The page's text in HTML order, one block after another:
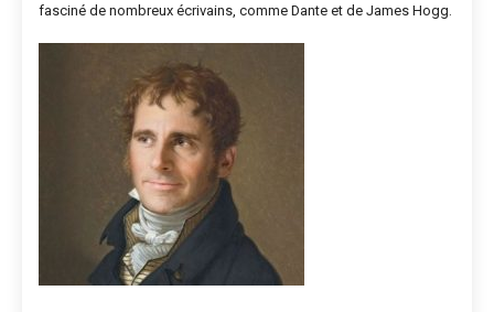
fasciné de nombreux écrivains, comme Dante et de James Hogg.